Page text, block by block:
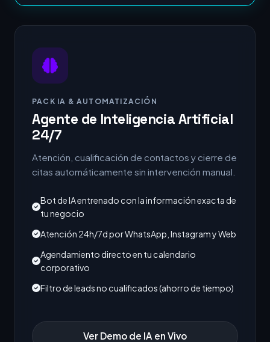
PACK IA & AUTOMATIZACIÓN
Agente de Inteligencia Artificial
24/7
Atención, cualificación de contactos y cierre de
citas automáticamente sin intervención manual.
Bot de IA entrenado con la información exacta de
tu negocio
Atención 24h/7d por WhatsApp, Instagram y Web
Agendamiento directo en tu calendario
corporativo
Filtro de leads no cualificados (ahorro de tiempo)
Ver Demo de IA en Vivo